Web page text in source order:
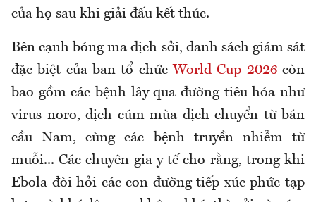
của họ sau khi giải đấu kết thúc.
Bên cạnh bóng ma dịch sởi, danh sách giám sát
đặc biệt của ban tổ chức World Cup 2026 còn
bao gồm các bệnh lây qua đường tiêu hóa như
virus noro, dịch cúm mùa dịch chuyển từ bán
cầu Nam, cùng các bệnh truyền nhiễm từ
muỗi... Các chuyên gia y tế cho rằng, trong khi
Ebola đòi hỏi các con đường tiếp xúc phức tạp